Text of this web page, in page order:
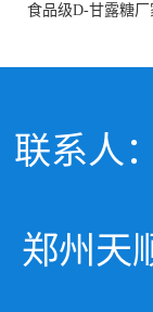
食品级D-甘露糖
联系人
郑州天